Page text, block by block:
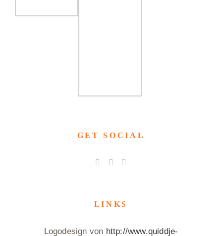
GET SOCIAL
LINKS
Logodesign von http://www.quiddje-